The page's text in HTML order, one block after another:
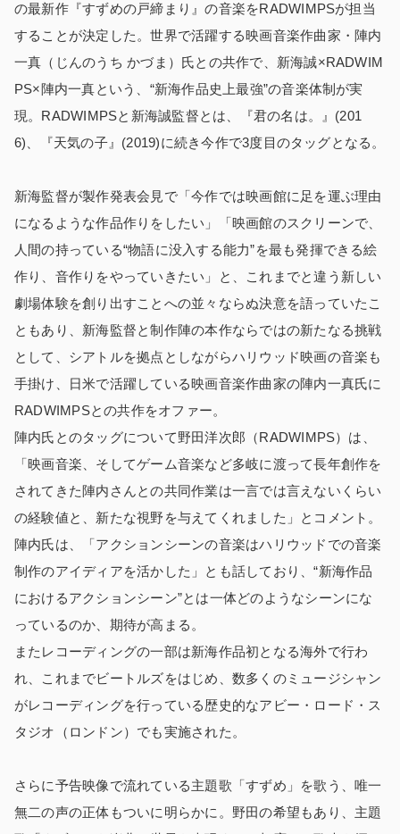
の最新作『すずめの戸締まり』の音楽をRADWIMPSが担当
することが決定した。世界で活躍する映画音楽作曲家・陣内
一真（じんのうち かづま）氏との共作で、新海誠×RADWIM
PS×陣内一真という、“新海作品史上最強”の音楽体制が実
現。RADWIMPSと新海誠監督とは、『君の名は。』(201
6)、『天気の子』(2019)に続き今作で3度目のタッグとなる。
新海監督が製作発表会見で「今作では映画館に足を運ぶ理由
になるような作品作りをしたい」「映画館のスクリーンで、
人間の持っている“物語に没入する能力”を最も発揮できる絵
作り、音作りをやっていきたい」と、これまでと違う新しい
劇場体験を創り出すことへの並々ならぬ決意を語っていたこ
ともあり、新海監督と制作陣の本作ならではの新たなる挑戦
として、シアトルを拠点としながらハリウッド映画の音楽も
手掛け、日米で活躍している映画音楽作曲家の陣内一真氏に
RADWIMPSとの共作をオファー。
陣内氏とのタッグについて野田洋次郎（RADWIMPS）は、
「映画音楽、そしてゲーム音楽など多岐に渡って長年創作を
されてきた陣内さんとの共同作業は一言では言えないくらい
の経験値と、新たな視野を与えてくれました」とコメント。
陣内氏は、「アクションシーンの音楽はハリウッドでの音楽
制作のアイディアを活かした」とも話しており、“新海作品
におけるアクションシーン”とは一体どのようなシーンにな
っているのか、期待が高まる。
またレコーディングの一部は新海作品初となる海外で行わ
れ、これまでビートルズをはじめ、数多くのミュージシャン
がレコーディングを行っている歴史的なアビー・ロード・ス
タジオ（ロンドン）でも実施された。
さらに予告映像で流れている主題歌「すずめ」を歌う、唯一
無二の声の正体もついに明らかに。野田の希望もあり、主題